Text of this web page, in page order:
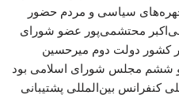
چهره‌های سیاسی و مردم حضور
محتشمی‌پور عضو شورای
کشور دولت دوم میرحسین
ششم مجلس شورای اسلامی بود
سمت دبیرکلی کنفرانس بین‌المللی پشتیبانی